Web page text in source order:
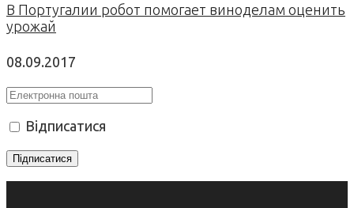
В Португалии робот помогает виноделам оценить
урожай
08.09.2017
Відписатися